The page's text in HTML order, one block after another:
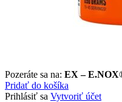
Pozeráte sa na: EX –
Pridať do košíka
Prihlásiť sa Vytvoriť účet